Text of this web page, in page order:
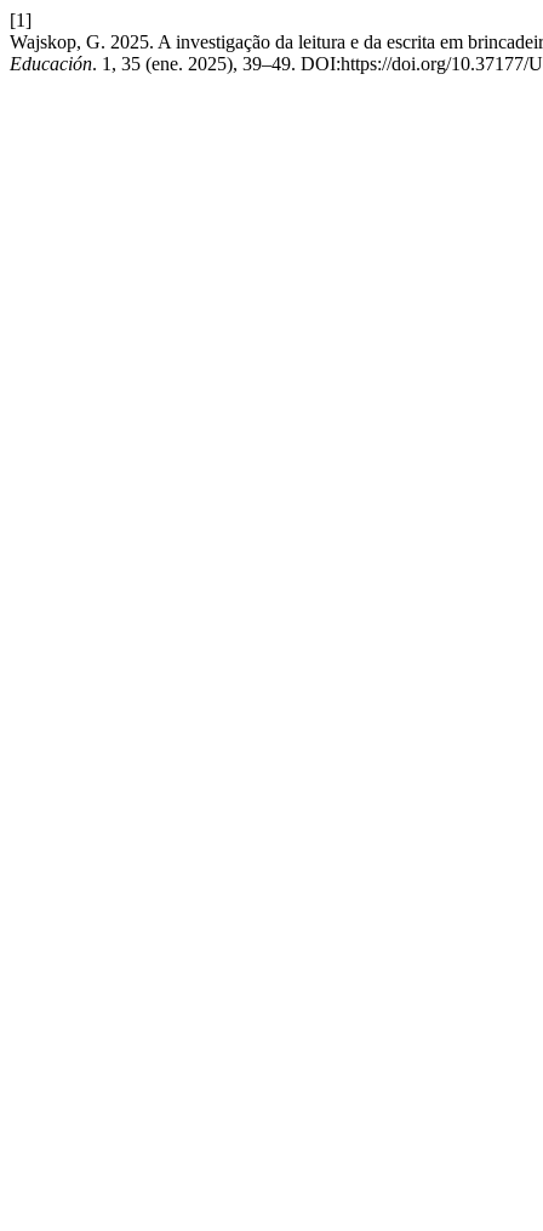
[1]
Wajskop, G. 2025. A investigação da leitura e da escrita em
Educación. 1, 35 (ene. 2025), 39–49. DOI:https://doi.org/